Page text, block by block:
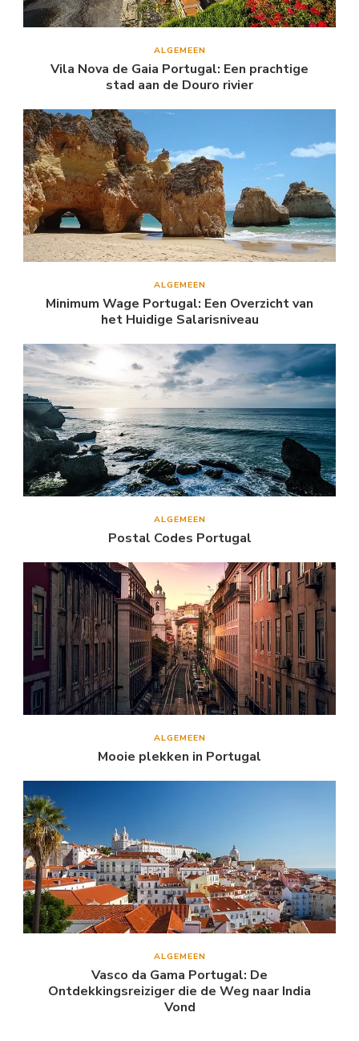
ALGEMEEN
Vila Nova de Gaia Portugal: Een prachtige
stad aan de Douro rivier
ALGEMEEN
Minimum Wage Portugal: Een Overzicht van
het Huidige Salarisniveau
ALGEMEEN
Postal Codes Portugal
ALGEMEEN
Mooie plekken in Portugal
ALGEMEEN
Vasco da Gama Portugal: De
Ontdekkingsreiziger die de Weg naar India
Vond